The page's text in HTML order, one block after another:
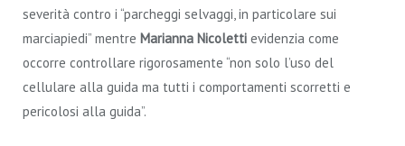
severità contro i “parcheggi selvaggi, in particolare sui
marciapiedi” mentre Marianna Nicoletti evidenzia come
occorre controllare rigorosamente “non solo l’uso del
cellulare alla guida ma tutti i comportamenti scorretti e
pericolosi alla guida”.